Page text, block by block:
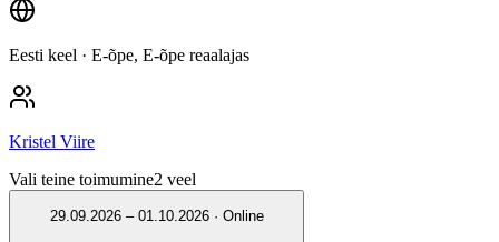
Eesti keel · E-õpe, E-õpe reaalajas
Kristel Viire
Vali teine toimumine2 veel
29.09.2026 – 01.10.2026 · Online